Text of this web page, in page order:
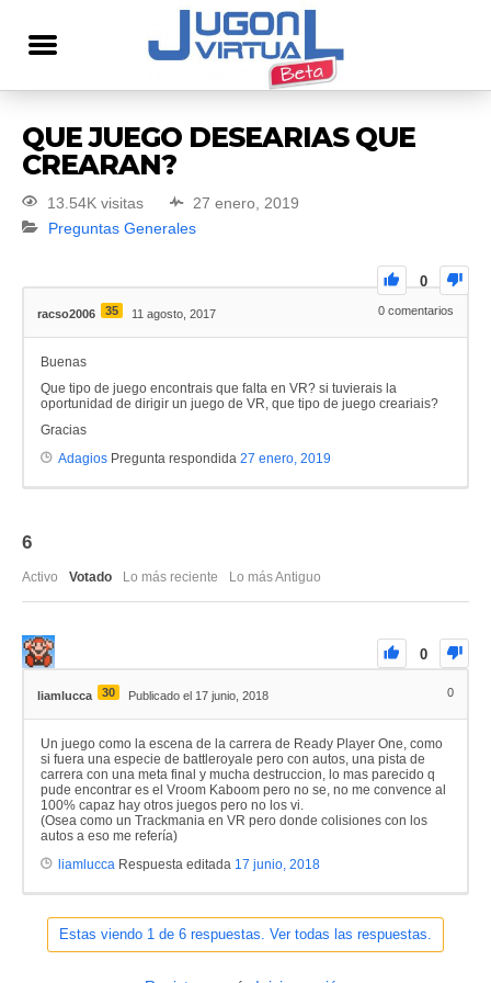
QUE JUEGO DESEARIAS QUE
CREARAN?
13.54K visitas
27 enero, 2019
Preguntas Generales
0
racso2006 35 11 agosto, 2017 0 comentarios
Buenas
Que tipo de juego encontrais que falta en VR? si tuvierais la
oportunidad de dirigir un juego de VR, que tipo de juego creariais?
Gracias
Adagios Pregunta respondida 27 enero, 2019
6
Activo Votado Lo más reciente Lo más Antiguo
0
liamlucca 30 Publicado el 17 junio, 2018 0
Un juego como la escena de la carrera de Ready Player One, como
si fuera una especie de battleroyale pero con autos, una pista de
carrera con una meta final y mucha destruccion, lo mas parecido q
pude encontrar es el Vroom Kaboom pero no se, no me convence al
100% capaz hay otros juegos pero no los vi.
(Osea como un Trackmania en VR pero donde colisiones con los
autos a eso me refería)
liamlucca Respuesta editada 17 junio, 2018
Estas viendo 1 de 6 respuestas. Ver todas las respuestas.